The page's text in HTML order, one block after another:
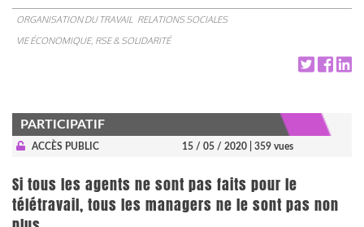
ORGANISATION DU TRAVAIL RELATIONS SOCIALES
VIE ÉCONOMIQUE, RSE & SOLIDARITÉ
PARTICIPATIF
ACCÈS PUBLIC 15 / 05 / 2020 | 359 vues
Si tous les agents ne sont pas faits pour le
télétravail, tous les managers ne le sont pas non